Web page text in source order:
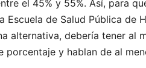
el 45% y 55%. Así, para
de Salud Pública de
alternativa, debería tener al
y hablan de al